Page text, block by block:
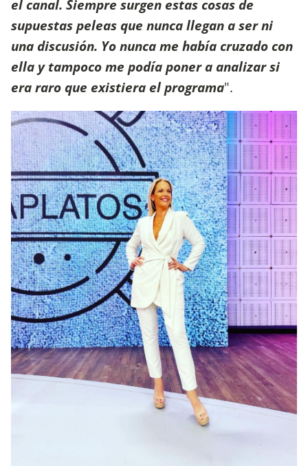
el canal. Siempre surgen estas cosas de
supuestas peleas que nunca llegan a ser ni
una discusión. Yo nunca me había cruzado con
ella y tampoco me podía poner a analizar si
era raro que existiera el programa".